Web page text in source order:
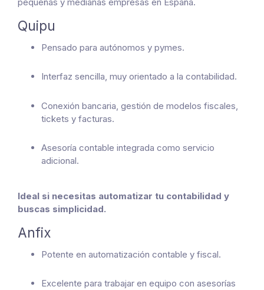
Quipu
Pensado para autónomos y pymes.
Interfaz sencilla, muy orientado a la contabilidad.
Conexión bancaria, gestión de modelos fiscales,
tickets y facturas.
Asesoría contable integrada como servicio
adicional.
Ideal si necesitas automatizar tu contabilidad y
buscas simplicidad.
Anfix
Potente en automatización contable y fiscal.
Excelente para trabajar en equipo con asesorías